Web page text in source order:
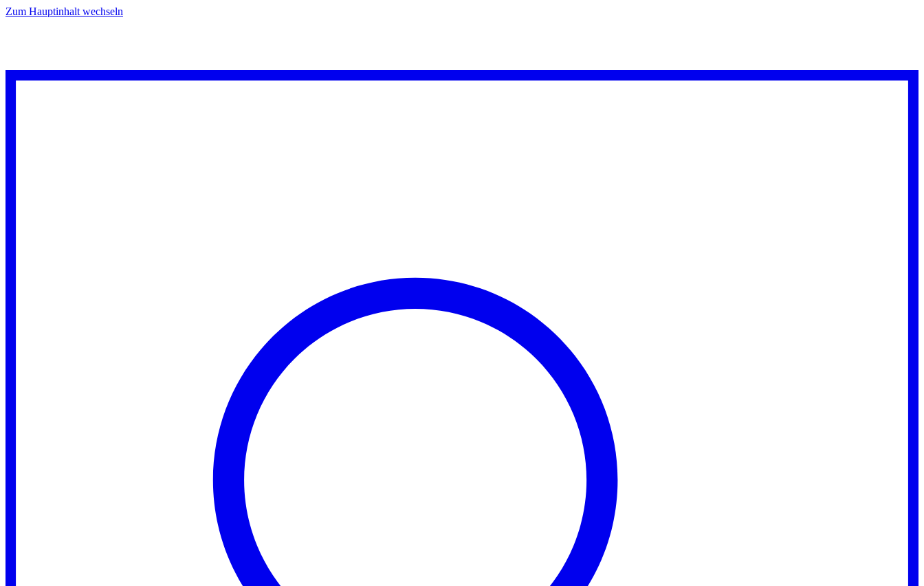
Zum Hauptinhalt wechseln